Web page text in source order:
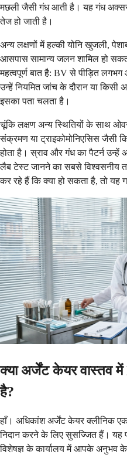
मछली जैसी गंध आती है। यह गंध अक्सर
तेज हो जाती है।
अन्य लक्षणों में हल्की योनि खुजली,
आसपास सामान्य जलन शामिल हो
महत्वपूर्ण बात है: BV से पीड़ित
उन्हें नियमित जांच के दौरान या किसी
इसका पता चलता है।
चूंकि लक्षण अन्य स्थितियों के साथ
संक्रमण या ट्राइकोमोनिएसिस जैसी
होता है। स्राव और गंध का पैटर्न
लैब टेस्ट जानने का सबसे विश्वसनीय
कर रहे हैं कि क्या हो सकता है, तो यह
क्या अर्जेंट केयर वास्तव
है?
हाँ। अधिकांश अर्जेंट केयर क्लीनिक
निदान करने के लिए सुसज्जित हैं। यह
विशेषज्ञ के कार्यालय में आपके अनुभव